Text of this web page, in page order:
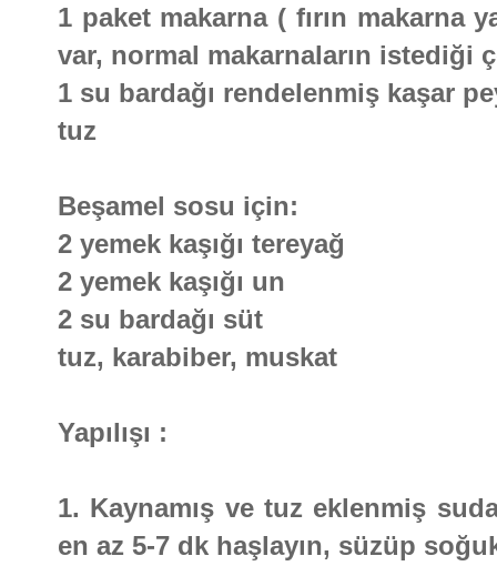
1 paket makarna ( fırın makarna
var, normal makarnaların
1 su bardağı rendelenmiş kaşar
tuz
Beşamel sosu için:
2 yemek kaşığı tereyağ
2 yemek kaşığı un
2 su bardağı süt
tuz, karabiber, muskat
Yapılışı :
1. Kaynamış ve tuz eklenmiş
en az 5-7 dk haşlayın, süzüp